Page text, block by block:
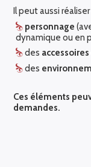
Il peut aussi
personnage
dynamique ou en
des
des
Ces éléments
demandes.